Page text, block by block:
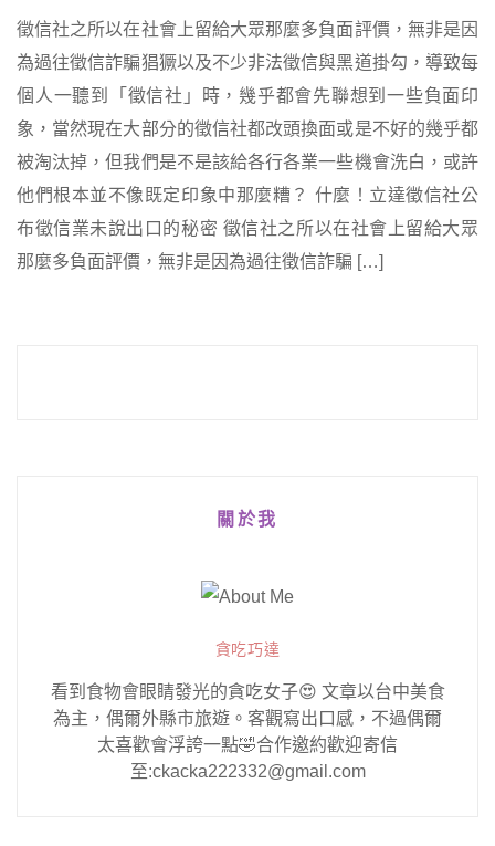
徵信社之所以在社會上留給大眾那麼多負面評價，無非是因
為過往徵信詐騙猖獗以及不少非法徵信與黑道掛勾，導致每
個人一聽到「徵信社」時，幾乎都會先聯想到一些負面印
象，當然現在大部分的徵信社都改頭換面或是不好的幾乎都
被淘汰掉，但我們是不是該給各行各業一些機會洗白，或許
他們根本並不像既定印象中那麼糟？ 什麼！立達徵信社公
布徵信業未說出口的秘密 徵信社之所以在社會上留給大眾
那麼多負面評價，無非是因為過往徵信詐騙 […]
關於我
貪吃巧達
看到食物會眼睛發光的貪吃女子😍 文章以台中美食
為主，偶爾外縣市旅遊。客觀寫出口感，不過偶爾
太喜歡會浮誇一點🤣合作邀約歡迎寄信
至:ckacka222332@gmail.com